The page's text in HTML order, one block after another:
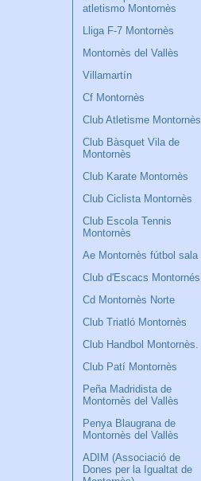
atletismo Montornès
Lliga F-7 Montornès
Montornès del Vallès
Villamartín
Cf Montornès
Club Atletisme Montornès
Club Bàsquet Vila de
Montornès
Club Karate Montornès
Club Ciclista Montornès
Club Escola Tennis
Montornès
Ae Montornès fútbol sala
Club d'Escacs Montornés
Cd Montornès Norte
Club Triatló Montornès
Club Handbol Montornès.
Club Patí Montornès
Peña Madridista de
Montornès del Vallès
Penya Blaugrana de
Montornès del Vallès
ADIM (Associació de
Dones per la Igualtat de